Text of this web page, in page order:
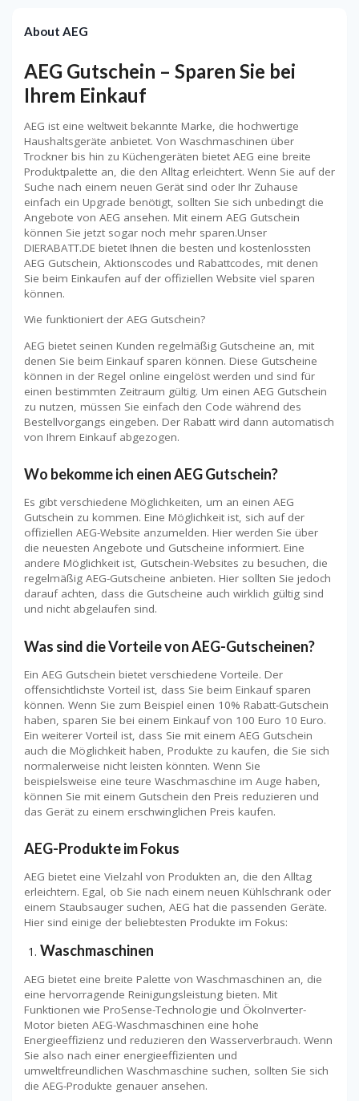
About AEG
AEG Gutschein – Sparen Sie bei
Ihrem Einkauf
AEG ist eine weltweit bekannte Marke, die hochwertige
Haushaltsgeräte anbietet. Von Waschmaschinen über
Trockner bis hin zu Küchengeräten bietet AEG eine breite
Produktpalette an, die den Alltag erleichtert. Wenn Sie auf der
Suche nach einem neuen Gerät sind oder Ihr Zuhause
einfach ein Upgrade benötigt, sollten Sie sich unbedingt die
Angebote von AEG ansehen. Mit einem AEG Gutschein
können Sie jetzt sogar noch mehr sparen.Unser
DIERABATT.DE bietet Ihnen die besten und kostenlossten
AEG Gutschein, Aktionscodes und Rabattcodes, mit denen
Sie beim Einkaufen auf der offiziellen Website viel sparen
können.
Wie funktioniert der AEG Gutschein?
AEG bietet seinen Kunden regelmäßig Gutscheine an, mit
denen Sie beim Einkauf sparen können. Diese Gutscheine
können in der Regel online eingelöst werden und sind für
einen bestimmten Zeitraum gültig. Um einen AEG Gutschein
zu nutzen, müssen Sie einfach den Code während des
Bestellvorgangs eingeben. Der Rabatt wird dann automatisch
von Ihrem Einkauf abgezogen.
Wo bekomme ich einen AEG Gutschein?
Es gibt verschiedene Möglichkeiten, um an einen AEG
Gutschein zu kommen. Eine Möglichkeit ist, sich auf der
offiziellen AEG-Website anzumelden. Hier werden Sie über
die neuesten Angebote und Gutscheine informiert. Eine
andere Möglichkeit ist, Gutschein-Websites zu besuchen, die
regelmäßig AEG-Gutscheine anbieten. Hier sollten Sie jedoch
darauf achten, dass die Gutscheine auch wirklich gültig sind
und nicht abgelaufen sind.
Was sind die Vorteile von AEG-Gutscheinen?
Ein AEG Gutschein bietet verschiedene Vorteile. Der
offensichtlichste Vorteil ist, dass Sie beim Einkauf sparen
können. Wenn Sie zum Beispiel einen 10% Rabatt-Gutschein
haben, sparen Sie bei einem Einkauf von 100 Euro 10 Euro.
Ein weiterer Vorteil ist, dass Sie mit einem AEG Gutschein
auch die Möglichkeit haben, Produkte zu kaufen, die Sie sich
normalerweise nicht leisten könnten. Wenn Sie
beispielsweise eine teure Waschmaschine im Auge haben,
können Sie mit einem Gutschein den Preis reduzieren und
das Gerät zu einem erschwinglichen Preis kaufen.
AEG-Produkte im Fokus
AEG bietet eine Vielzahl von Produkten an, die den Alltag
erleichtern. Egal, ob Sie nach einem neuen Kühlschrank oder
einem Staubsauger suchen, AEG hat die passenden Geräte.
Hier sind einige der beliebtesten Produkte im Fokus:
Waschmaschinen
AEG bietet eine breite Palette von Waschmaschinen an, die
eine hervorragende Reinigungsleistung bieten. Mit
Funktionen wie ProSense-Technologie und ÖkoInverter-
Motor bieten AEG-Waschmaschinen eine hohe
Energieeffizienz und reduzieren den Wasserverbrauch. Wenn
Sie also nach einer energieeffizienten und
umweltfreundlichen Waschmaschine suchen, sollten Sie sich
die AEG-Produkte genauer ansehen.